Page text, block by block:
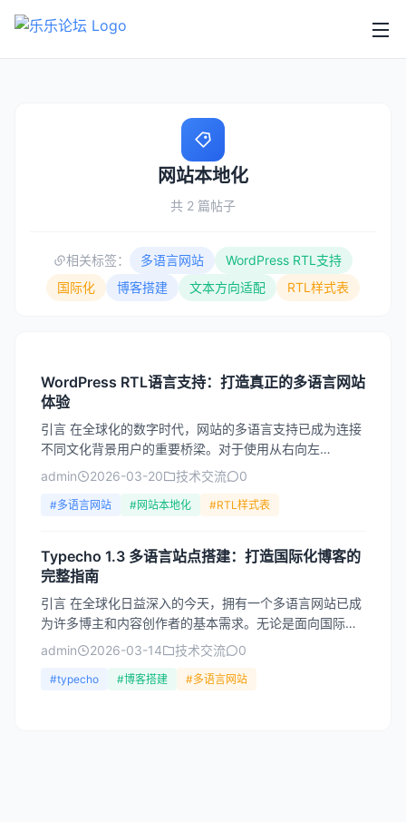
网站本地化
共 2 篇帖子
相关标签： 多语言网站
WordPress RTL支持
国际化
博客搭建 文本方向适配 RTL样式表
WordPress RTL语言支持：打造真正的多语言网站
体验
引言 在全球化的数字时代，网站的多语言支持已成为连接
不同文化背景用户的重要桥梁。对于使用从右向左
（Right-to-Left，简称RTL）书写系统的语言用户而言...
admin 2026-03-20 技术交流 0
#多语言网站 #网站本地化 #RTL样式表
Typecho 1.3 多语言站点搭建：打造国际化博客的
完整指南
引言 在全球化日益深入的今天，拥有一个多语言网站已成
为许多博主和内容创作者的基本需求。无论是面向国际读
者分享技术见解，还是为不同语言用户提供本地化内容，
admin 2026-03-14 技术交流 0
#typecho #博客搭建 #多语言网站